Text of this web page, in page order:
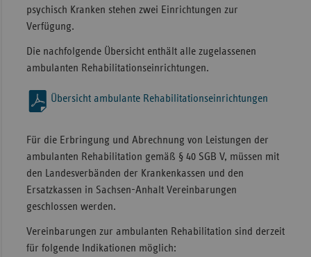
psychisch Kranken stehen zwei Einrichtungen zur
Verfügung.
Die nachfolgende Übersicht enthält alle zugelassenen
ambulanten Rehabilitationseinrichtungen.
Übersicht ambulante Rehabilitationseinrichtungen
Für die Erbringung und Abrechnung von Leistungen der
ambulanten Rehabilitation gemäß § 40 SGB V, müssen mit
den Landesverbänden der Krankenkassen und den
Ersatzkassen in Sachsen-Anhalt Vereinbarungen
geschlossen werden.
Vereinbarungen zur ambulanten Rehabilitation sind derzeit
für folgende Indikationen möglich: